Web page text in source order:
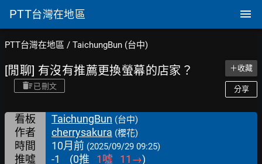
PTT台灣在地區
PTT台灣在地區 / TaichungBun (台中)
[閒聊] 有沒有推薦更換螢幕的店家？
已刪文
＋收藏
分享
看板 TaichungBun (台中)
作者 cherrysakura (櫻花)
時間 10月前 (2025/09/29 09:25)
推噓 -1 (0推 1噓 11 →)